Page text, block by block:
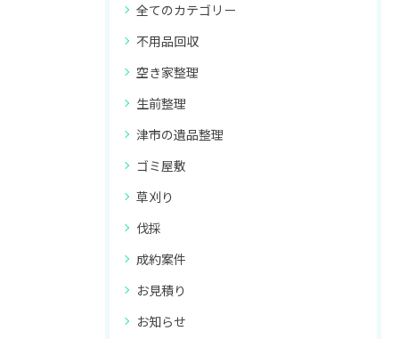
全てのカテゴリー
不用品回収
空き家整理
生前整理
津市の遺品整理
ゴミ屋敷
草刈り
伐採
成約案件
お見積り
お知らせ